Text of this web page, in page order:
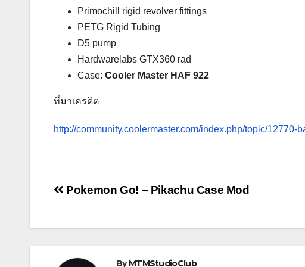
Primochill rigid revolver fittings
PETG Rigid Tubing
D5 pump
Hardwarelabs GTX360 rad
Case: Cooler Master HAF 922
ที่มาเครดิต
http://community.coolermaster.com/index.php/topic/
Post
Pokemon Go! – Pikachu Case Mod
ByMTMStudioClub